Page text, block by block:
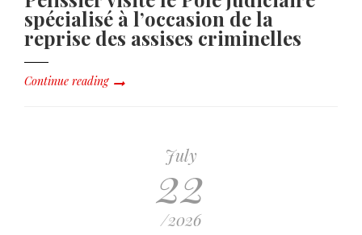
spécialisé à l’occasion de la
reprise des assises criminelles
Continue reading
July
22
/2026